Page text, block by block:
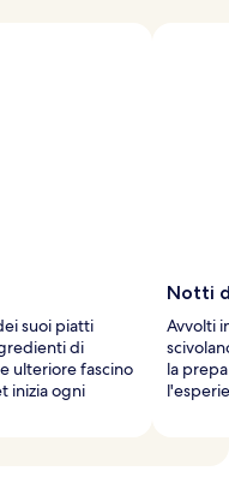
suoi piatti
di
ulteriore fascino
inizia ogni
Notti
Avvolti
la